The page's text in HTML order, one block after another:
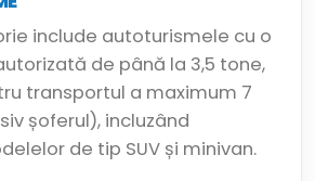
include autoturismele cu o
de până la 3,5 tone,
transportul a maximum 7
șoferul), incluzând
de tip SUV și minivan.